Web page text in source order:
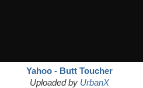
Yahoo - Butt Toucher
Uploaded by UrbanX